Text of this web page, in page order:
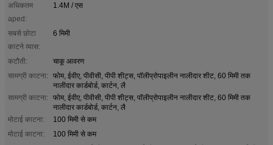
अधिकतम
aped:
1.4M / एस
सबसे छोटा
काटने व्यास:
6 मिमी
कटौती:
चाकू आवरण
सामग्री काटना:
फोम, ईवीए, पीवीसी, पीपी शीट्स, पॉलीप्रोपाइलीन नालीदार शीट, 60 मिमी तक
नालीदार कार्डबोर्ड, कार्टन, लै
सामग्री काटना:
फोम, ईवीए, पीवीसी, पीपी शीट्स, पॉलीप्रोपाइलीन नालीदार शीट, 60 मिमी तक
नालीदार कार्डबोर्ड, कार्टन, लै
मोटाई काटना:
100 मिमी से कम
मोटाई काटना:
100 मिमी से कम